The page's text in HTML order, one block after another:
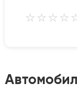
⭐⭐⭐⭐